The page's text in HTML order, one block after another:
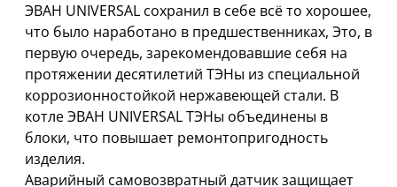
ЭВАН UNIVERSAL сохранил в себе всё то хорошее,
что было наработано в предшественниках, Это, в
первую очередь, зарекомендовавшие себя на
протяжении десятилетий ТЭНы из специальной
коррозионностойкой нержавеющей стали. В
котле ЭВАН UNIVERSAL ТЭНы объединены в
блоки, что повышает ремонтопригодность
изделия.
Аварийный самовозвратный датчик защищает